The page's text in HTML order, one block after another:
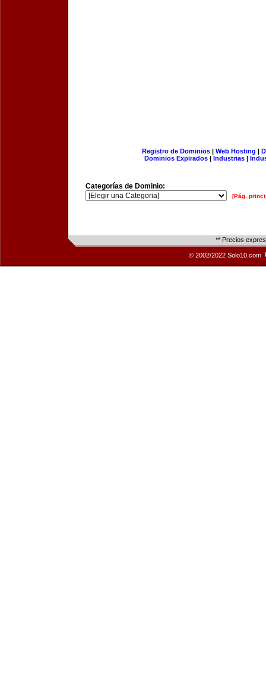
Registro de Dominios| Web Hosting |
Dominios Expirados | Industrias |
Categorías de Dominio:
[Pág.
** Precios
© 2002/2022 Solo10.com